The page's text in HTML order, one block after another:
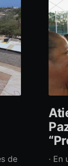
de ·